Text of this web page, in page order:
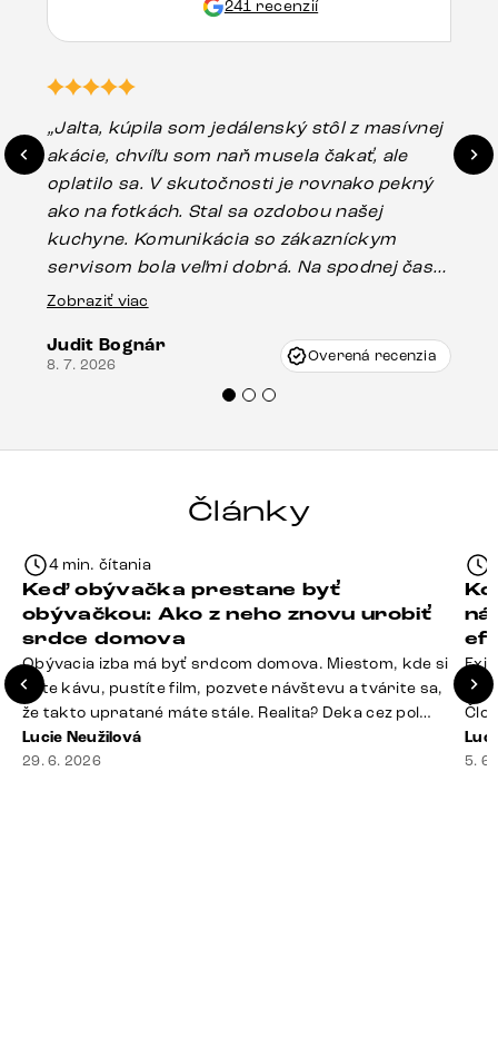
241 recenzií
„Jalta, kúpila som jedálenský stôl z masívnej
akácie, chvíľu som naň musela čakať, ale
oplatilo sa. V skutočnosti je rovnako pekný
ako na fotkách. Stal sa ozdobou našej
kuchyne. Komunikácia so zákazníckym
servisom bola veľmi dobrá. Na spodnej časti
stola bolo malé poškodenie, pravdepodobne
Vincze pri riešení mojej záležitosti pristúpili
veľmi korektne. Odporúčam produkty Delife
Zobraziť viac
Judit Bognár
8. 7. 2026 Overená recenzia
Články
4 min. čítania
Keď obývačka prestane byť
obývačkou: Ako z neho znovu urobiť
srdce domova
Obývacia izba má byť srdcom domova. Miestom, kde si
dáte kávu, pustíte film, pozvete návštevu a tvárite sa,
že takto upratané máte stále. Realita? Deka cez pol
sedačky, ovládač záhadne zmizol, konferenčný stolík
slúži ako odkladisko všetkého od účteniek po balzam
Lucie Neužilová
29. 6. 2026
si
5.